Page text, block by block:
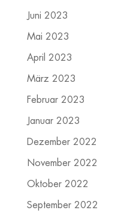
Juni 2023
Mai 2023
April 2023
März 2023
Februar 2023
Januar 2023
Dezember 2022
November 2022
Oktober 2022
September 2022